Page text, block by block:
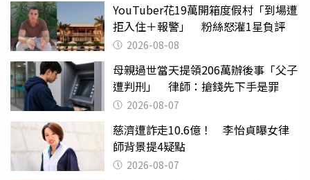
YouTuber花19萬開箱度假村「到場遭
拒入住＋報警」 粉絲怒灌1星負評
2026-08-08
母親過世當天提領206萬辦後事「父子
遭判刑」 律師：搶錢先下手是罪
2026-08-07
慈濟遭詐走10.6億！ 李怡貞曝女律
師背景提4疑點
2026-08-07